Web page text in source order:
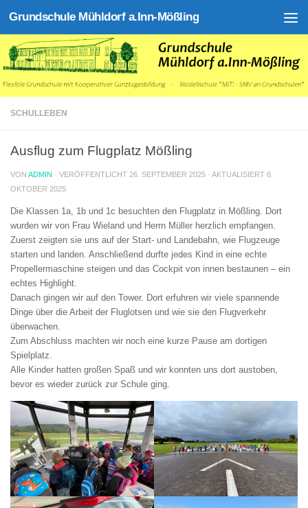
Zum Inhalt springen
Grundschule Mühldorf a.Inn-Mößling
SCHULLEBEN
Ausflug zum Flugplatz Mößling
VON ADMIN · VERÖFFENTLICHT 26. SEPTEMBER 2025 · AKTUALISIERT 6.
OKTOBER 2025
Die Klassen 1a, 1b und 1c besuchten den Flugplatz in Mößling. Dort
wurden wir von Frau Wieland und Herrn Müller herzlich empfangen.
Zuerst zeigten sie uns auf der Start- und Landebahn, wie Flugzeuge
starten und landen. Anschließend durfte jedes Kind in eine echte
Propellermaschine steigen und das Cockpit von innen bestaunen – ein
echtes Highlight.
Danach gingen wir auf den Tower. Dort erfuhren wir viele spannende
Dinge über die Arbeit der Fluglotsen und wie sie den Flugverkehr
überwachen.
Zum Abschluss machten wir noch eine kurze Pause am dortigen
Spielplatz.
Alle Kinder hatten großen Spaß und wir konnten uns dort austoben,
bevor es wieder zurück zur Schule ging.